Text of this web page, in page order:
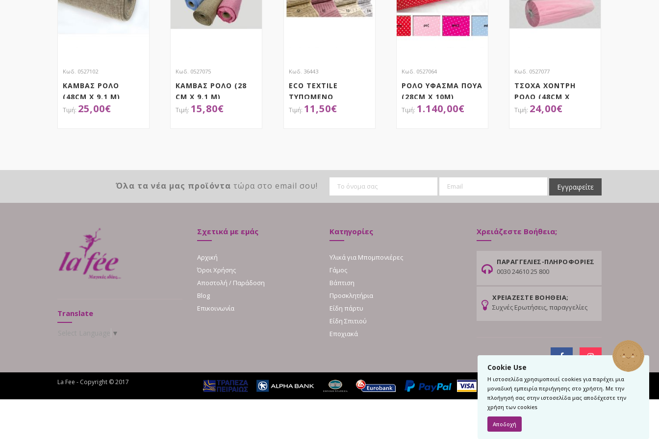
Cookie Use
Η ιστοσελίδα χρησιμοποιεί cookies για παρέχει μια
μοναδική εμπειρία περιήγησης στο χρήστη. Με την
πλοήγησή σας στην ιστοσελίδα μας αποδέχεστε την
χρήση των cookies
Αποδοχή
Κωδ. 0527102
ΚΑΜΒΑΣ ΡΟΛΟ
(48CM X 9.1 M)
25,00€
Κωδ. 0527075
ΚΑΜΒΑΣ ΡΟΛΟ (28
CM X 9.1 M)
15,80€
Κωδ. 36443
ECO TEXTILE
ΤΥΠΩΜΕΝΟ
60ΕΚΧ18ΜΕΤΡΑ
11,50€
Κωδ. 0527064
ΡΟΛΟ ΥΦΑΣΜΑ ΠΟΥΑ
(28CM X 10M)
1.140,00€
Κωδ. 0527077
ΤΣΟΧΑ ΧΟΝΤΡΗ
ΡΟΛΟ (48CM X
3.65M)24,00€
Όλα τα νέα μας προϊόντα τώρα στο email σου! Εγγραφείτε
Translate
▼
Σχετικά με εμάς
Αρχική
Όροι Χρήσης
Αποστολή / Παράδοση
Blog
Επικοινωνία
Κατηγορίες
Υλικά για Μπομπονιέρες
Γάμος
Βάπτιση
Προσκλητήρια
Είδη πάρτυ
Είδη Σπιτιού
Εποχιακά
Χρειάζεστε Βοήθεια;
ΠΑΡΑΓΓΕΛΙΕΣ-ΠΛΗΡΟΦΟΡΙΕΣ
0030 24610 25 800
ΧΡΕΙΑΖΕΣΤΕ ΒΟΗΘΕΙΑ;
Συχνές Ερωτήσεις, παραγγελίες
La Fee - Copyright © 2017